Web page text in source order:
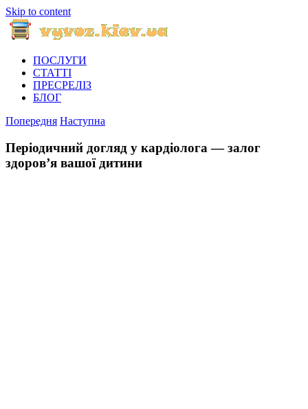
Skip to content
ПОСЛУГИ
СТАТТІ
ПРЕСРЕЛІЗ
БЛОГ
Попередня Наступна
Періодичний догляд у кардіолога — залог
здоров’я вашої дитини